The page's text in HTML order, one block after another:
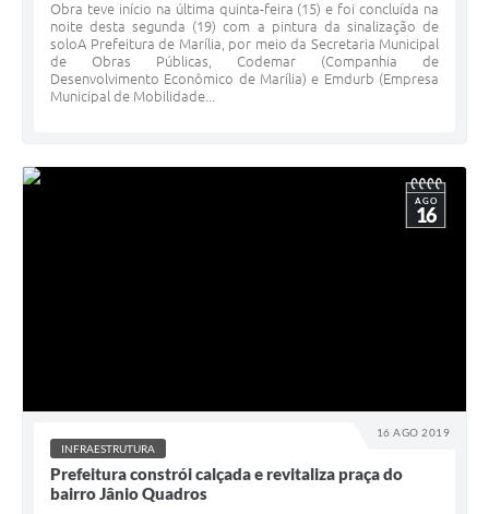
Obra teve início na última quinta-feira (15) e foi concluída na
noite desta segunda (19) com a pintura da sinalização de
soloA Prefeitura de Marília, por meio da Secretaria Municipal
de Obras Públicas, Codemar (Companhia de
Desenvolvimento Econômico de Marília) e Emdurb (Empresa
Municipal de Mobilidade...
16 AGO 2019
AGO
16
INFRAESTRUTURA
Prefeitura constrói calçada e revitaliza praça do
bairro Jânio Quadros